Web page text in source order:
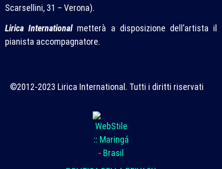
Scarsellini, 31 – Verona).
Lirica International metterà a disposizione dell’artista il
pianista accompagnatore.
©2012-2023 Lirica International. Tutti i diritti riservati